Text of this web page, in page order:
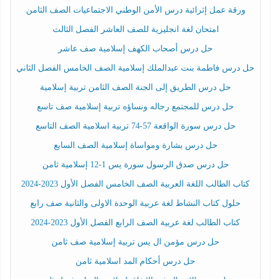
ورقة عمل إثرائية درس الأمن الوطني الاجتماعيات الصف الثامن
امتحان لغة انجليزية للصف العاشر الفصل الثالث
حل درس أصحاب الكهف إسلامية صف عاشر
حل درس فاطمة بنت عبدالملك إسلامية الصف الخامس الفصل الثاني
حل درس الطريق إلى الجنة الصف الثامن تربية إسلامية
حل درس للمجتمع رجاله ونساؤه تربية إسلامية صف تاسع
حل درس سورة الواقعة 57-74 تربية اسلامية الصف التاسع
حل درس بشارة ومواساة إسلامية الصف السابع
حل درس صدق الرسول سورة يس 1-12 إسلامية ثامن
كتاب الطالب اللغة العربية الصف الخامس الفصل الأول 2023-2024
حلول كتاب النشاط لغة عربية الوحدة الاولى والثانية صف رابع
كتاب الطالب لغة عربية الصف الرابع الفصل الأول 2023-2024
حل درس مؤمن ال يس تربية إسلامية صف ثامن
حل درس أحكام المد اسلامية ثامن